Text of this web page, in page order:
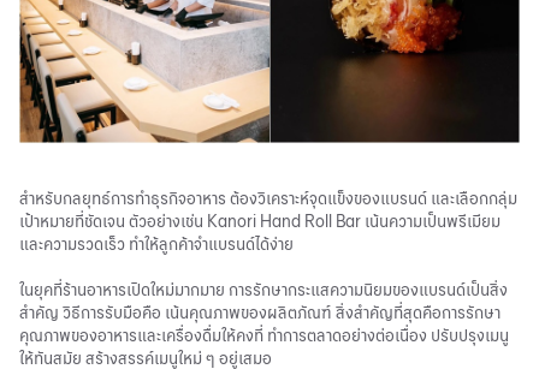
สำหรับกลยุทธ์การทำธุรกิจอาหาร ต้องวิเคราะห์จุดแข็งของแบรนด์ และเลือกกลุ่ม
เป้าหมายที่ชัดเจน ตัวอย่างเช่น Kanori Hand Roll Bar เน้นความเป็นพรีเมียม
และความรวดเร็ว ทำให้ลูกค้าจำแบรนด์ได้ง่าย
ในยุคที่ร้านอาหารเปิดใหม่มากมาย การรักษากระแสความนิยมของแบรนด์เป็นสิ่ง
สำคัญ วิธีการรับมือคือ เน้นคุณภาพของผลิตภัณฑ์ สิ่งสำคัญที่สุดคือการรักษา
คุณภาพของอาหารและเครื่องดื่มให้คงที่ ทำการตลาดอย่างต่อเนื่อง ปรับปรุงเมนู
ให้ทันสมัย สร้างสรรค์เมนูใหม่ ๆ อยู่เสมอ